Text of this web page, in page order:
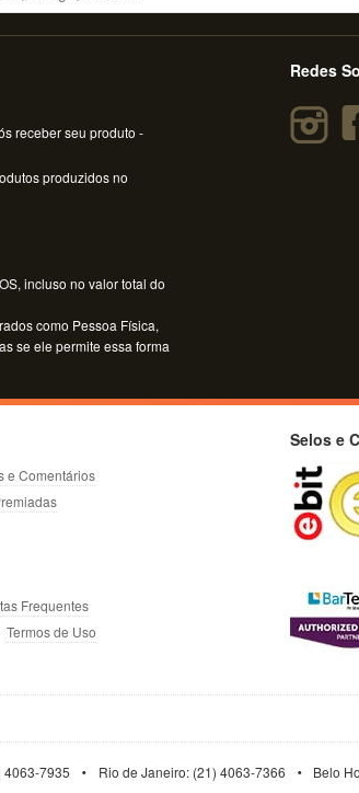
receber seu produto -
produzidos no
incluso no valor total do
como Pessoa Física,
se ele permite essa forma
Redes
e Comentários
Frequentes
Termos de Uso
Selos e
4063-7935 Rio de Janeiro: (21) 4063-7366 Belo